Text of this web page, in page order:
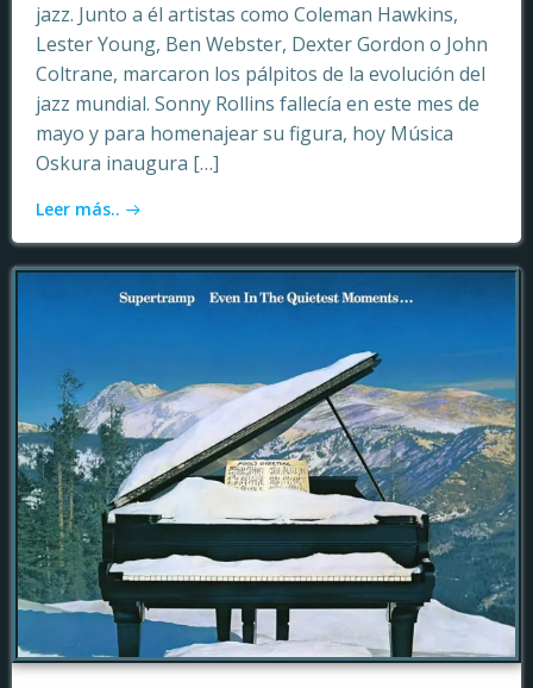
jazz. Junto a él artistas como Coleman Hawkins,
Lester Young, Ben Webster, Dexter Gordon o John
Coltrane, marcaron los pálpitos de la evolución del
jazz mundial. Sonny Rollins fallecía en este mes de
mayo y para homenajear su figura, hoy Música
Oskura inaugura […]
Leer más..